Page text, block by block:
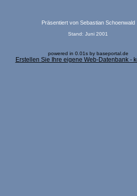
Präsentiert von Sebastian Schoenwald
Stand: Juni 2001
powered in 0.01s by baseportal.de
Erstellen Sie Ihre eigene Web-Datenbank -